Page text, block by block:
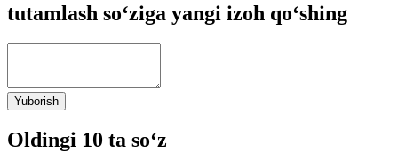
tutamlash so‘ziga yangi izoh qo‘shing
Yuborish
Oldingi 10 ta so‘z